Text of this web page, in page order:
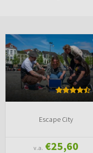
Escape City
v.a. €25,60